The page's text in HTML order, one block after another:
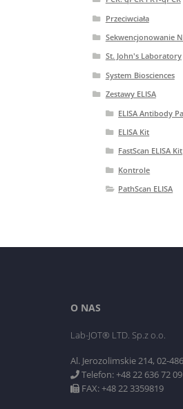
Przeciwciała
Sekwencjonowanie
St. John's Laboratory
System Biosciences
Zestawy ELISA
ELISA Antibody
ELISA Kit
FastScan ELISA Kit
Kontrole
PathScan ELISA
O NAS
Lab-JOT® LTD. Sp.z o.o.
Al. Jerozolimskie 214, 02-
Telefon: +48 22 636 72 09
FAX: +48 22 3359819